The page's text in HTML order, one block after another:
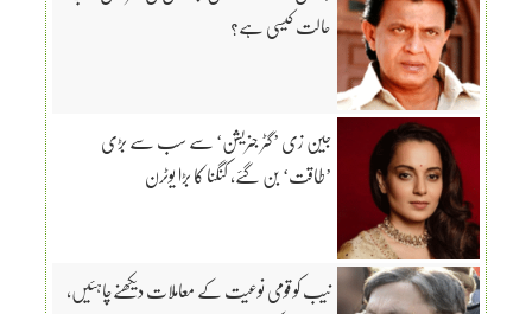
حالت کیسی ہے؟
جین زی ’گٹر جنریشن‘ سے سب سے بڑی
’طاقت‘ بن گئے، کنگنا کا بڑا یوٹرن
نیب کو قومی نوعیت کے معاملات دیکھنےچاہئیں،